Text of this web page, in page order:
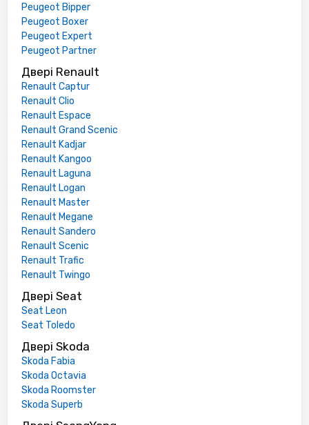
Peugeot Bipper
Peugeot Boxer
Peugeot Expert
Peugeot Partner
Двері Renault
Renault Captur
Renault Clio
Renault Espace
Renault Grand Scenic
Renault Kadjar
Renault Kangoo
Renault Laguna
Renault Logan
Renault Master
Renault Megane
Renault Sandero
Renault Scenic
Renault Trafic
Renault Twingo
Двері Seat
Seat Leon
Seat Toledo
Двері Skoda
Skoda Fabia
Skoda Octavia
Skoda Roomster
Skoda Superb